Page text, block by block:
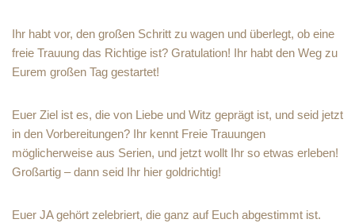
Ihr habt vor, den großen Schritt zu wagen und überlegt, ob eine
freie Trauung das Richtige ist? Gratulation! Ihr habt den Weg zu
Eurem großen Tag gestartet!
Euer Ziel ist es, die von Liebe und Witz geprägt ist, und seid jetzt
in den Vorbereitungen? Ihr kennt Freie Trauungen
möglicherweise aus Serien, und jetzt wollt Ihr so etwas erleben!
Großartig – dann seid Ihr hier goldrichtig!
Euer JA gehört zelebriert, die ganz auf Euch abgestimmt ist.